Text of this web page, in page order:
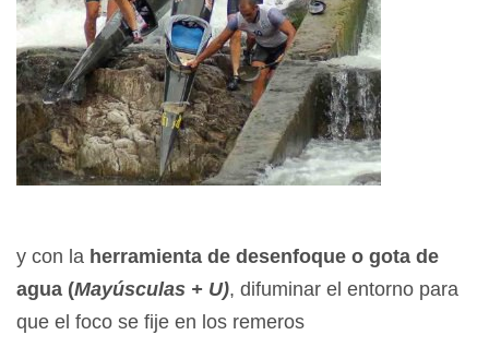
y con la herramienta de desenfoque o gota de
agua (Mayúsculas + U), difuminar el entorno para
que el foco se fije en los remeros